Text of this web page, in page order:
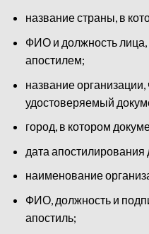
название страны, в
ФИО и должность лица,
апостилем;
название
удостоверяемый
город, в котором
дата апостилирования
наименование
ФИО, должность и
апостиль;